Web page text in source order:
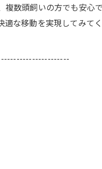
数頭飼いの方でも安心
な移動を実現してみてく